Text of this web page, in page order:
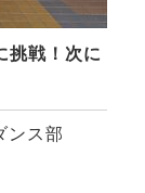
戦！次に
ンス部